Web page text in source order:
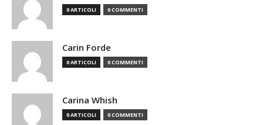
0 ARTICOLI 0 COMMENTI
Carin Forde
0 ARTICOLI 0 COMMENTI
Carina Whish
0 ARTICOLI 0 COMMENTI